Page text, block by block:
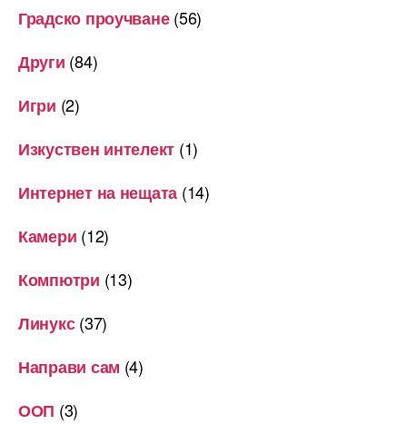
Градско проучване(56)
Други (84)
Игри (2)
Изкуствен интелект (1)
Интернет на нещата (14)
Камери (12)
Компютри (13)
Линукс(37)
Направи сам (4)
ООП (3)